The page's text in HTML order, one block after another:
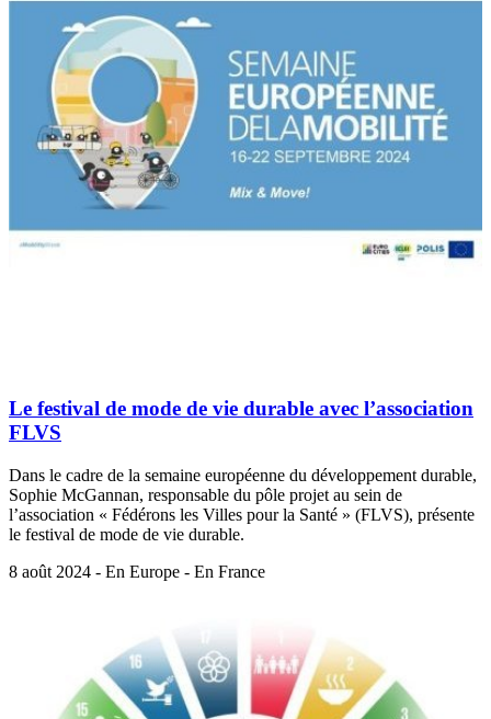
Le festival de mode de vie durable avec l’association
FLVS
Dans le cadre de la semaine européenne du développement durable,
Sophie McGannan, responsable du pôle projet au sein de
l’association « Fédérons les Villes pour la Santé » (FLVS), présente
le festival de mode de vie durable.
8 août 2024 - En Europe - En France